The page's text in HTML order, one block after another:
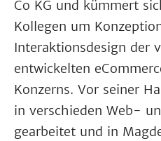
Co KG und kümmert
Kollegen um
Interaktionsdesign der
entwickelten
Konzerns. Vor seiner
in verschieden Web-
gearbeitet und in